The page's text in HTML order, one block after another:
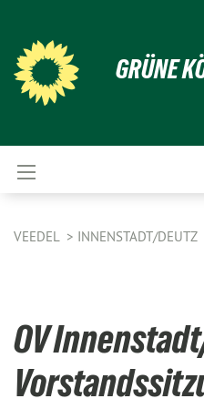
GRÜNE
VEEDEL INNENSTADT/DEUTZ
OV